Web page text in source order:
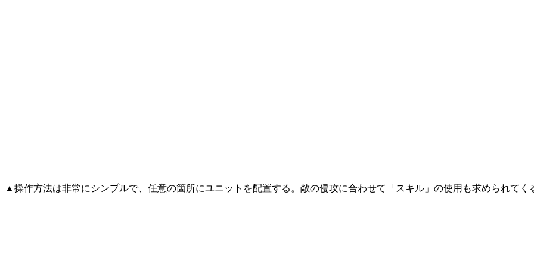
▲操作方法は非常にシンプルで、任意の箇所にユニットを配置する。敵の侵攻に合わせて「スキル」の使用も求められてく